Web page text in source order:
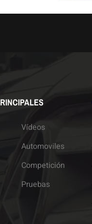
Vídeos
Automoviles
Competición
Pruebas